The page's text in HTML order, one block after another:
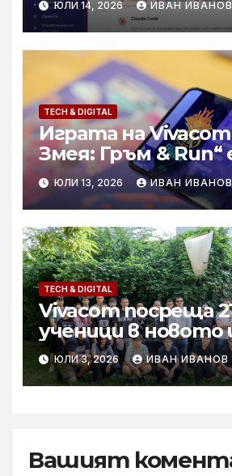
реалната хостинг
ЮЛИ 14, 2026 ИВАН ИВАНОВ
TECH & DIGITAL
Играта на Vivacom
Змея: Гръм & Run“
за България в
App Store
ЮЛИ 13, 2026 ИВАН ИВАНОВ
TECH & DIGITAL
Vivacom посреща
ученици в новото
на
програма
ЮЛИ 3, 2026 ИВАН ИВАНОВ
Вашият